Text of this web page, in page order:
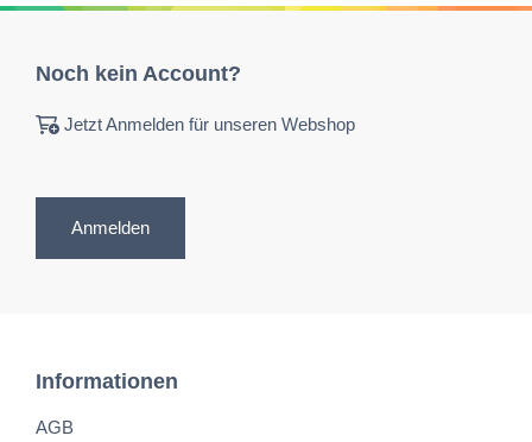
Noch kein Account?
Jetzt Anmelden für unseren Webshop
Anmelden
Informationen
AGB